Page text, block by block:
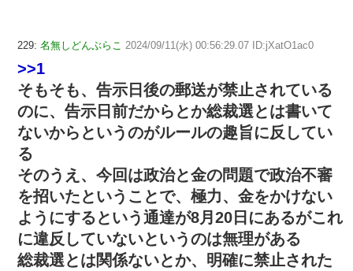
229: 名無しどんぶらこ 2024/09/11(水) 00:56:29.07 ID:jXatO1ac0
>>1
そもそも、告示日後の郵送が禁止されている
のに、告示日前だからとか総裁選とは書いて
ないからというのがルールの趣旨に反してい
る
そのうえ、今回は政治と金の問題で政治不審
を招いたということで、極力、金をかけない
ようにするという通達が8月20日にあるがこれ
に違反していないというのは無理がある
総裁選とは関係ないとか、明確に禁止された